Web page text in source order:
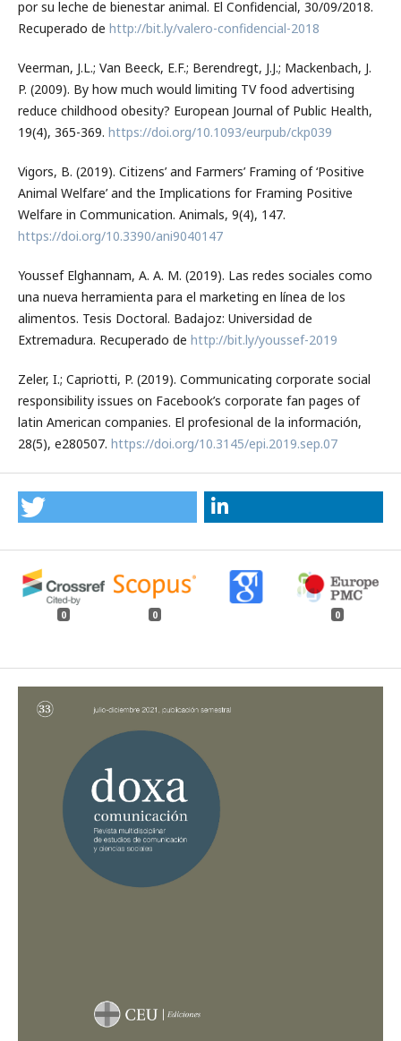
por su leche de bienestar animal. El Confidencial, 30/09/2018.
Recuperado de http://bit.ly/valero-confidencial-2018
Veerman, J.L.; Van Beeck, E.F.; Berendregt, J.J.; Mackenbach, J.
P. (2009). By how much would limiting TV food advertising
reduce childhood obesity? European Journal of Public Health,
19(4), 365-369. https://doi.org/10.1093/eurpub/ckp039
Vigors, B. (2019). Citizens’ and Farmers’ Framing of ‘Positive
Animal Welfare’ and the Implications for Framing Positive
Welfare in Communication. Animals, 9(4), 147.
https://doi.org/10.3390/ani9040147
Youssef Elghannam, A. A. M. (2019). Las redes sociales como
una nueva herramienta para el marketing en línea de los
alimentos. Tesis Doctoral. Badajoz: Universidad de
Extremadura. Recuperado de http://bit.ly/youssef-2019
Zeler, I.; Capriotti, P. (2019). Communicating corporate social
responsibility issues on Facebook’s corporate fan pages of
latin American companies. El profesional de la información,
28(5), e280507. https://doi.org/10.3145/epi.2019.sep.07
0 0 0